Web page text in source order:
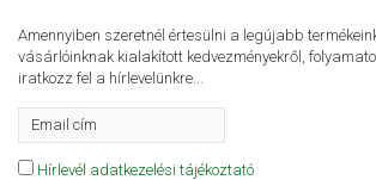
Amennyiben szeretnél értesülni a legújabb
vásárlóinknak kialakított kedvezményekről,
iratkozz fel a hírlevelünkre...
Hírlevél adatkezelési tájékoztató